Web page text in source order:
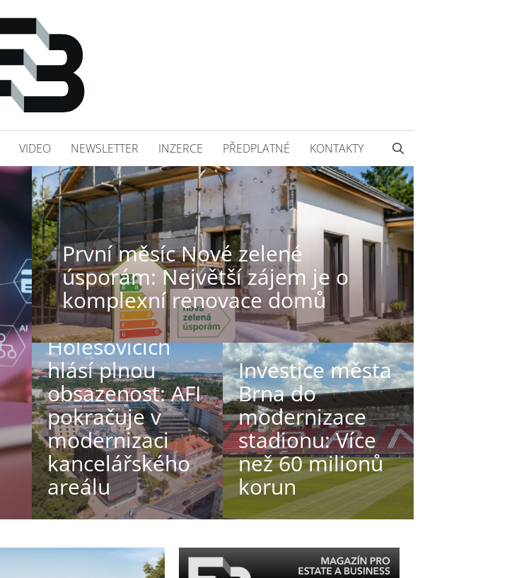
VIDEO NEWSLETTER INZERCE PŘEDPLATNÉ KONTAKTY
První měsíc Nové zelené
úsporám: Největší zájem je o
komplexní renovace domů
Classic 7 v
Holešovicích
hlásí plnou
obsazenost: AFI
pokračuje v
modernizaci
kancelářského
areálu
Investice města
Brna do
modernizace
stadionu: Více
než 60 milionů
korun